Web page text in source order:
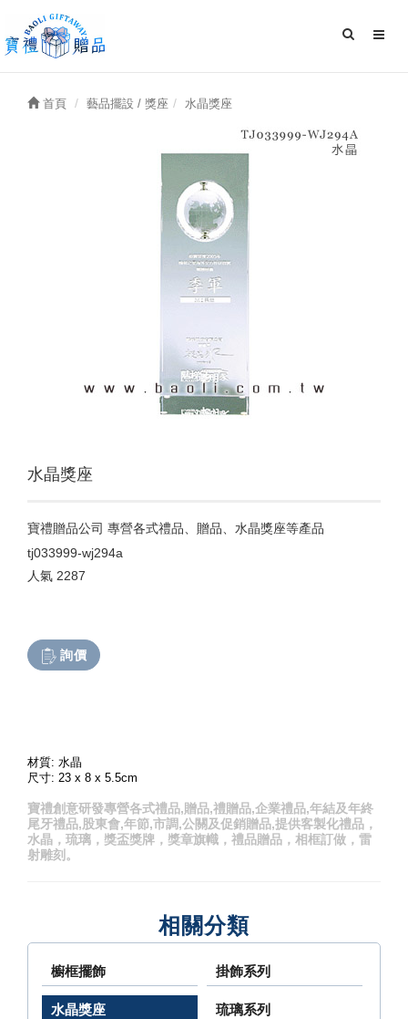
首頁 藝品擺設 / 獎座 水晶獎座
水晶獎座
寶禮贈品公司 專營各式禮品、贈品、水晶獎座等產品
tj033999-wj294a
人氣 2287
詢價
材質: 水晶
尺寸: 23 x 8 x 5.5cm
寶禮創意研發專營各式禮品,贈品,禮贈品,企業禮品,年結及年終
尾牙禮品,股東會,年節,市調,公關及促銷贈品,提供客製化禮品，
水晶，琉璃，獎盃獎牌，獎章旗幟，禮品贈品，相框訂做，雷
射雕刻。
相關分類
櫥框擺飾 掛飾系列
水晶獎座 琉璃系列